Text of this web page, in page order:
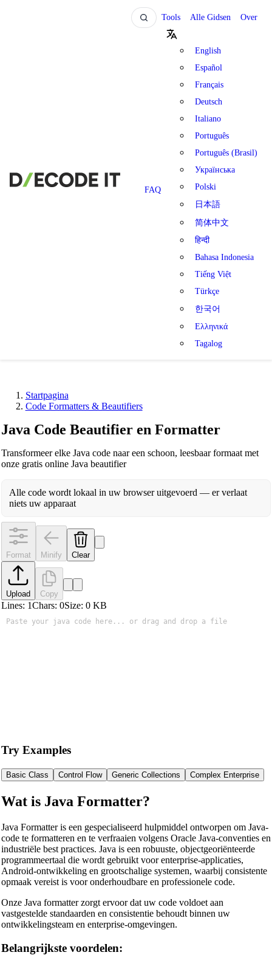
Tools Alle Gidsen Over
FAQ
English
Español
Français
Deutsch
Italiano
Português
Português (Brasil)
Українська
Polski
日本語
简体中文
हिन्दी
Bahasa Indonesia
Tiếng Việt
Türkçe
한국어
Ελληνικά
Tagalog
Startpagina
Code Formatters & Beautifiers
Java Code Beautifier en Formatter
Transformeer elke Java code naar een schoon, leesbaar formaat met
onze gratis online Java beautifier
Alle code wordt lokaal in uw browser uitgevoerd — er verlaat
niets uw apparaat
Format Minify Clear
Upload Copy
Lines: 1Chars: 0Size: 0KB
Try Examples
Basic Class Control Flow Generic Collections Complex Enterprise
Wat is Java Formatter?
Java Formatter is een gespecialiseerd hulpmiddel ontworpen om Java-
code te formatteren en te verfraaien volgens Oracle Java-conventies en
industriële best practices. Java is een robuuste, objectgeoriënteerde
programmeertaal die wordt gebruikt voor enterprise-applicaties,
Android-ontwikkeling en grootschalige systemen, waarbij consistente
opmaak vereist is voor onderhoudbare en professionele code.
Onze Java formatter zorgt ervoor dat uw code voldoet aan
vastgestelde standaarden en consistentie behoudt binnen uw
ontwikkelingsteam en enterprise-omgevingen.
Belangrijkste voordelen: